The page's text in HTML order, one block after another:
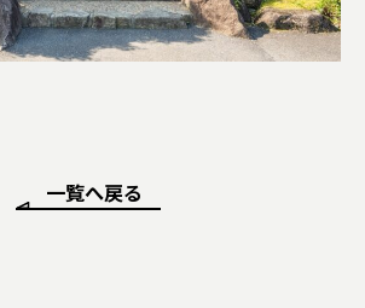
一覧へ戻る